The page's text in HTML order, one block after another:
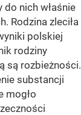
do nich właśnie
Rodzina zleciła
polskiej
rodziny
są rozbieżności.
substancji
mogło